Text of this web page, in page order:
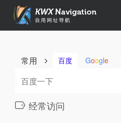
常用 百度 Google
经常访问